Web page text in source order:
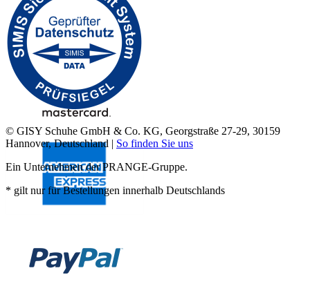
© GISY Schuhe GmbH & Co. KG, Georgstraße 27-29, 30159
Hannover, Deutschland | So finden Sie uns
Ein Unternehmen der PRANGE-Gruppe.
* gilt nur für Bestellungen innerhalb Deutschlands